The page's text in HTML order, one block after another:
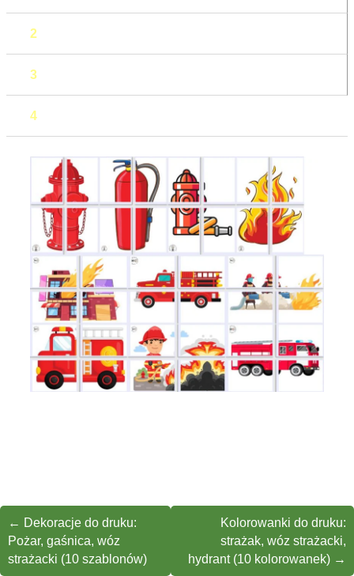
2
3
4
← Dekoracje do druku:
Pożar, gaśnica, wóz
strażacki (10 szablonów)
Kolorowanki do druku:
strażak, wóz strażacki,
hydrant (10 kolorowanek) →